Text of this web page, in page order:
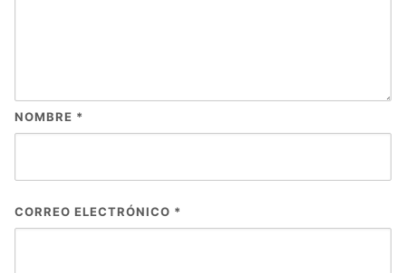
NOMBRE *
CORREO ELECTRÓNICO *